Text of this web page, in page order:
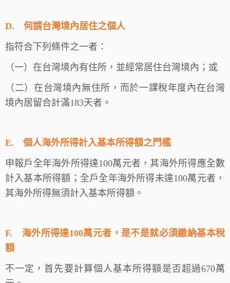
D. 何謂台灣境內居住之個人
指符合下列條件之一者：
（一）在台灣境內有住所，並經常居住台灣境內；或
（二）在台灣境內無住所，而於一課稅年度內在台灣
境內居留合計滿183天者。
E. 個人海外所得計入基本所得額之門檻
申報戶全年海外所得達100萬元者，其海外所得應全數
計入基本所得額；全戶全年海外所得未達100萬元者，
其海外所得無須計入基本所得額。
F. 海外所得達100萬元者，是不是就必須繳納基本稅
額
不一定，首先要計算個人基本所得額是否超過670萬